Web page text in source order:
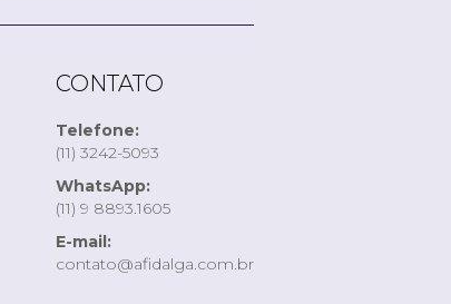
CONTATO
Telefone:
(11) 3242-5093
WhatsApp:
(11) 9 8893.1605
E-mail:
contato@afidalga.com.br